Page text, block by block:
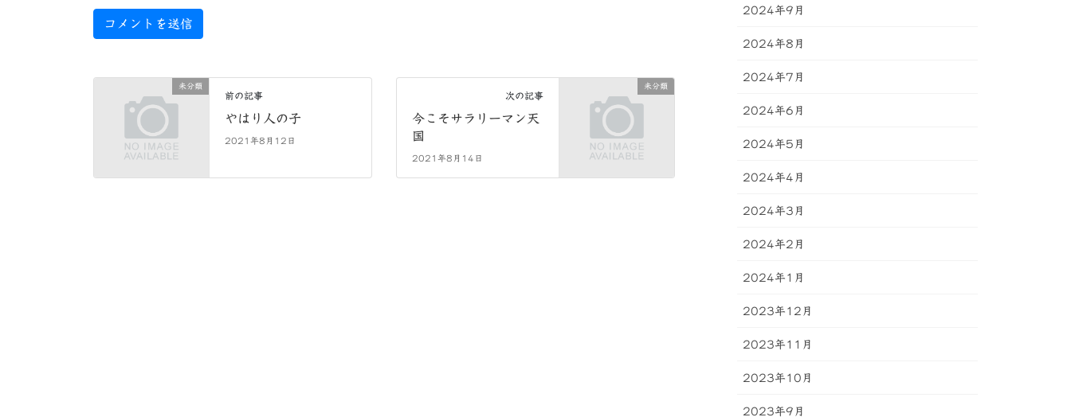
未分類
前の記事
やはり人の子
2021年8月12日
未分類
次の記事
今こそサラリーマン天
国
2021年8月14日
2024年9月
2024年8月
2024年7月
2024年6月
2024年5月
2024年4月
2024年3月
2024年2月
2024年1月
2023年12月
2023年11月
2023年10月
2023年9月